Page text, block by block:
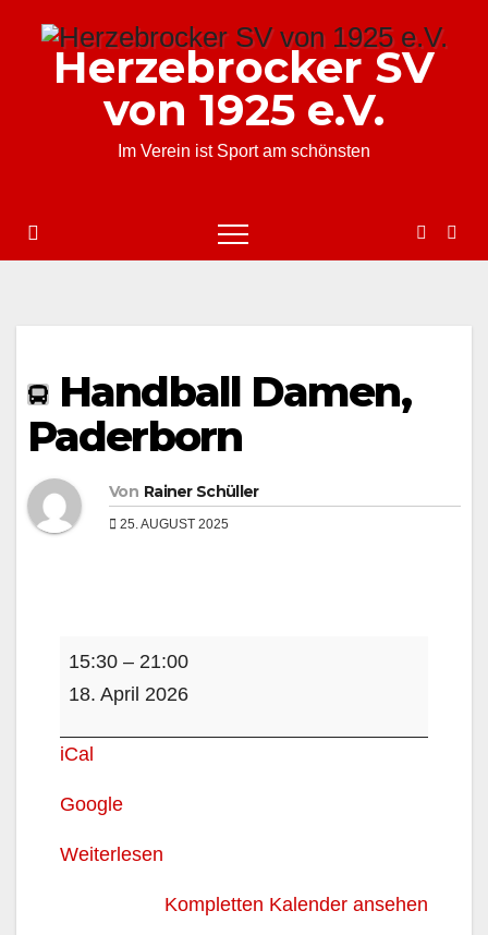
springenHerzebrocker SV
von 1925 e.V.
Im Verein ist Sport am schönsten
Handball Damen,
Paderborn
Von Rainer Schüller
25. AUGUST 2025
Handball
Damen,
15:30 – 21:00
18. April 2026
iCal
Google
Weiterlesen
Kompletten Kalender ansehen